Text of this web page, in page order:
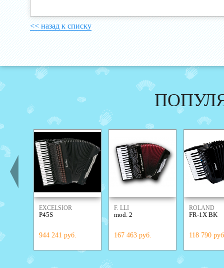
<< назад к списку
EXCELSIOR
P45S
944 241 руб.
F. LLI
ALESSANDRINI
mod. 2
167 463 руб.
ROLAND
FR-1X BK
118 790